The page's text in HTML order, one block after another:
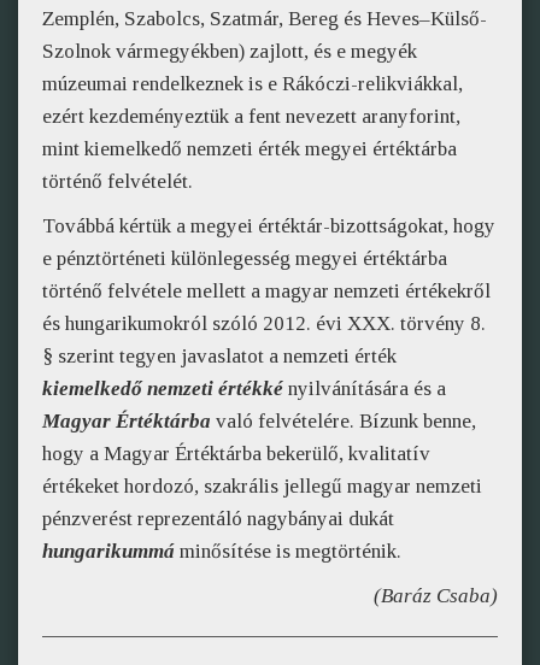
Zemplén, Szabolcs, Szatmár, Bereg és Heves–Külső-
Szolnok vármegyékben) zajlott, és e megyék
múzeumai rendelkeznek is e Rákóczi-relikviákkal,
ezért kezdeményeztük a fent nevezett aranyforint,
mint kiemelkedő nemzeti érték megyei értéktárba
történő felvételét.
Továbbá kértük a megyei értéktár-bizottságokat, hogy
e pénztörténeti különlegesség megyei értéktárba
történő felvétele mellett a magyar nemzeti értékekről
és hungarikumokról szóló 2012. évi XXX. törvény 8.
§ szerint tegyen javaslatot a nemzeti érték
kiemelkedő nemzeti értékké nyilvánítására és a
Magyar Értéktárba való felvételére. Bízunk benne,
hogy a Magyar Értéktárba bekerülő, kvalitatív
értékeket hordozó, szakrális jellegű magyar nemzeti
pénzverést reprezentáló nagybányai dukát
hungarikummá minősítése is megtörténik.
(Baráz Csaba)